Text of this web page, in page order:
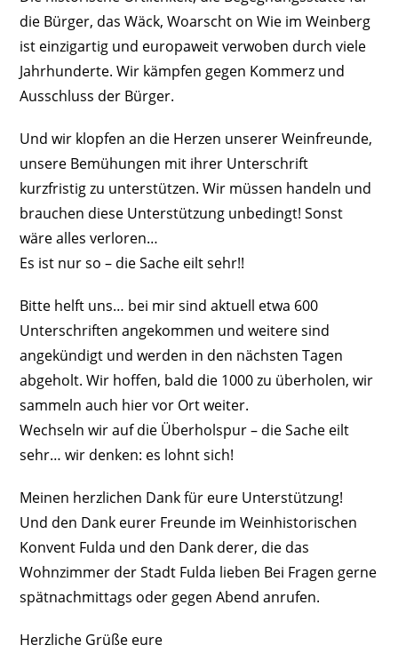
die Bürger, das Wäck, Woarscht on Wie im Weinberg
ist einzigartig und europaweit verwoben durch viele
Jahrhunderte. Wir kämpfen gegen Kommerz und
Ausschluss der Bürger.
Und wir klopfen an die Herzen unserer Weinfreunde,
unsere Bemühungen mit ihrer Unterschrift
kurzfristig zu unterstützen. Wir müssen handeln und
brauchen diese Unterstützung unbedingt! Sonst
wäre alles verloren…
Es ist nur so – die Sache eilt sehr!!
Bitte helft uns… bei mir sind aktuell etwa 600
Unterschriften angekommen und weitere sind
angekündigt und werden in den nächsten Tagen
abgeholt. Wir hoffen, bald die 1000 zu überholen, wir
sammeln auch hier vor Ort weiter.
Wechseln wir auf die Überholspur – die Sache eilt
sehr… wir denken: es lohnt sich!
Meinen herzlichen Dank für eure Unterstützung!
Und den Dank eurer Freunde im Weinhistorischen
Konvent Fulda und den Dank derer, die das
Wohnzimmer der Stadt Fulda lieben Bei Fragen gerne
spätnachmittags oder gegen Abend anrufen.
Herzliche Grüße eure